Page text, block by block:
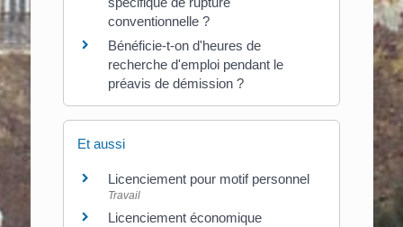
conventionnelle ?
Bénéficie-t-on d'heures de
recherche d'emploi pendant le
préavis de démission ?
Et aussi
Licenciement pour motif personnel
Travail
Licenciement économique